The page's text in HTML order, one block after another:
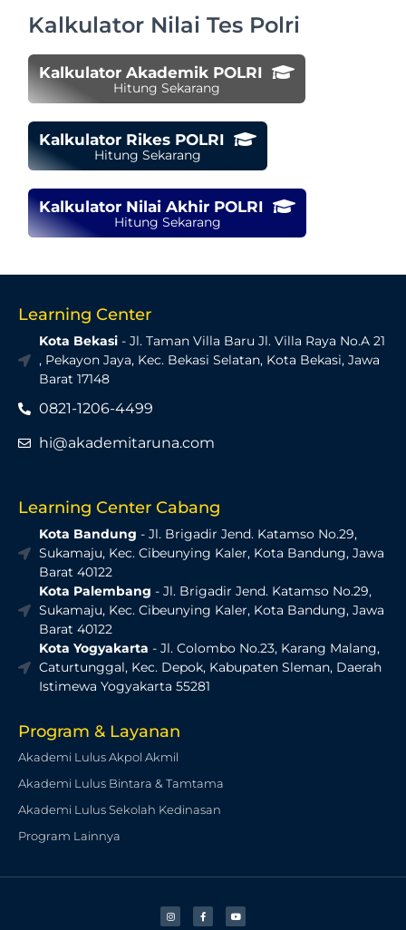
Kalkulator Nilai Tes Polri
Kalkulator Akademik POLRI
Hitung Sekarang
Kalkulator Rikes POLRI
Hitung Sekarang
Kalkulator Nilai Akhir POLRI
Hitung Sekarang
Learning Center
Kota Bekasi- Jl. Taman Villa Baru Jl. Villa Raya No.A 21
, Pekayon Jaya, Kec. Bekasi Selatan, Kota Bekasi, Jawa
Barat 17148
0821-1206-4499
hi@akademitaruna.com
Learning Center Cabang
Kota Bandung - Jl. Brigadir Jend. Katamso No.29,
Sukamaju, Kec. Cibeunying Kaler, Kota Bandung, Jawa
Barat 40122
Kota Palembang - Jl. Brigadir Jend. Katamso No.29,
Sukamaju, Kec. Cibeunying Kaler, Kota Bandung, Jawa
Barat 40122
Kota Yogyakarta - Jl. Colombo No.23, Karang Malang,
Caturtunggal, Kec. Depok, Kabupaten Sleman, Daerah
Istimewa Yogyakarta 55281
Program & Layanan
Akademi Lulus Akpol Akmil
Akademi Lulus Bintara & Tamtama
Akademi Lulus Sekolah Kedinasan
Program Lainnya